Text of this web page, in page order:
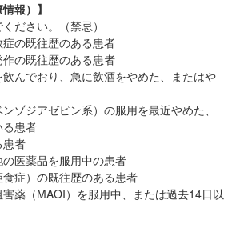
報）】
ださい。（禁忌）
症の既往歴のある患者
作の既往歴のある患者
飲んでおり、急に飲酒をやめた、またはや
ゾジアゼピン系）の服用を最近やめた、
る患者
患者
の医薬品を服用中の患者
食症）の既往歴のある患者
害薬（MAOI）を服用中、または過去14日以